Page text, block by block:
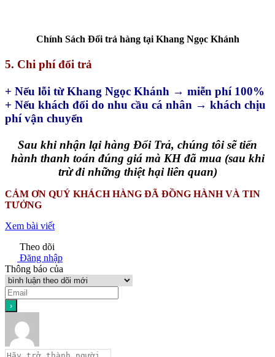
Chính Sách Đổi trả hàng tại Khang Ngọc Khánh
5. Chi phí đổi trả
+ Nếu lỗi từ Khang Ngọc Khánh → miễn phí 100%
+ Nếu khách đổi do nhu cầu cá nhân → khách chịu
phí vận chuyển
Sau khi nhận lại hàng Đổi Trả, chúng tôi sẽ tiến
hành thanh toán đúng giá mà KH đã mua (sau khi
trừ đi những thiệt hại liên quan)
CẢM ƠN QUÝ KHÁCH HÀNG ĐÃ ĐỒNG HÀNH VÀ TIN
TƯỞNG
Xem bài viết
Theo dõi
Đăng nhập
Thông báo của